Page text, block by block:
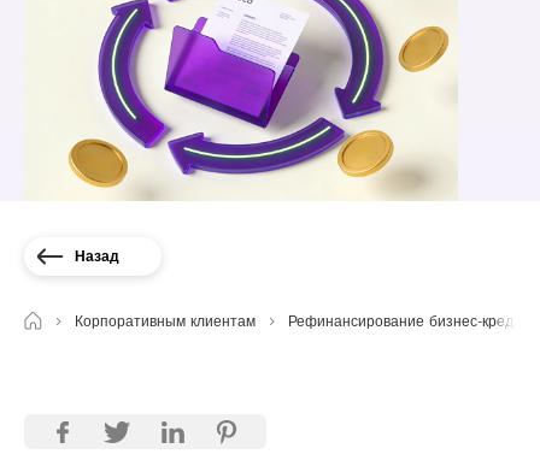
Назад
Корпоративным клиентам Рефинансирование бизнес-